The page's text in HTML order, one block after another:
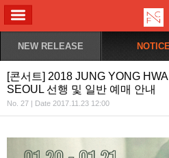
NEW RELEASE
[콘서트] 2018 JUNG YONG
SEOUL 선행 및 일반 예매 안내
No. 27 | Date 2017.11.23 12:00